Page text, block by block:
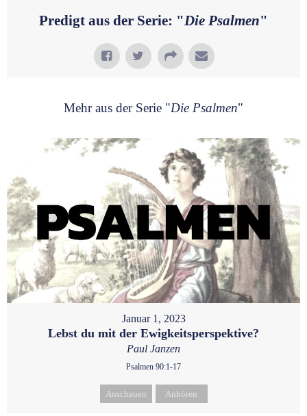
Predigt aus der Serie: "Die Psalmen"
Mehr aus der Serie "Die Psalmen"
Januar 1, 2023
Lebst du mit der Ewigkeitsperspektive?
Paul Janzen
Psalmen 90:1-17
Anschauen Anhören